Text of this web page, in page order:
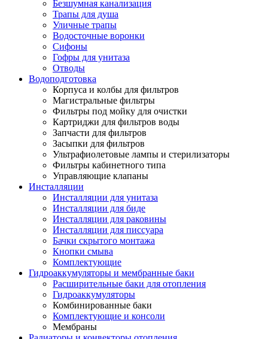
Безшумная канализация
Трапы для душа
Уличные трапы
Водосточные воронки
Сифоны
Гофры для унитаза
Отводы
Водоподготовка
Корпуса и колбы для фильтров
Магистральные фильтры
Фильтры под мойку для очистки
Картриджи для фильтров воды
Запчасти для фильтров
Засыпки для фильтров
Ультрафиолетовые лампы и стерилизаторы
Фильтры кабинетного типа
Управляющие клапаны
Инсталляции
Инсталляции для унитаза
Инсталляции для биде
Инсталляции для раковины
Инсталляции для писсуара
Бачки скрытого монтажа
Кнопки смыва
Комплектующие
Гидроаккумуляторы и мембранные баки
Расширительные баки для отопления
Гидроаккумуляторы
Комбинированные баки
Комплектующие и консоли
Мембраны